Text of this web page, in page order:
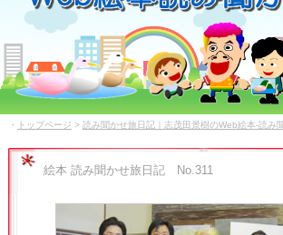
・ トップページ > 読み聞かせ旅日記｜志茂田景樹のWeb絵本-読み
絵本 読み聞かせ旅日記 No.311